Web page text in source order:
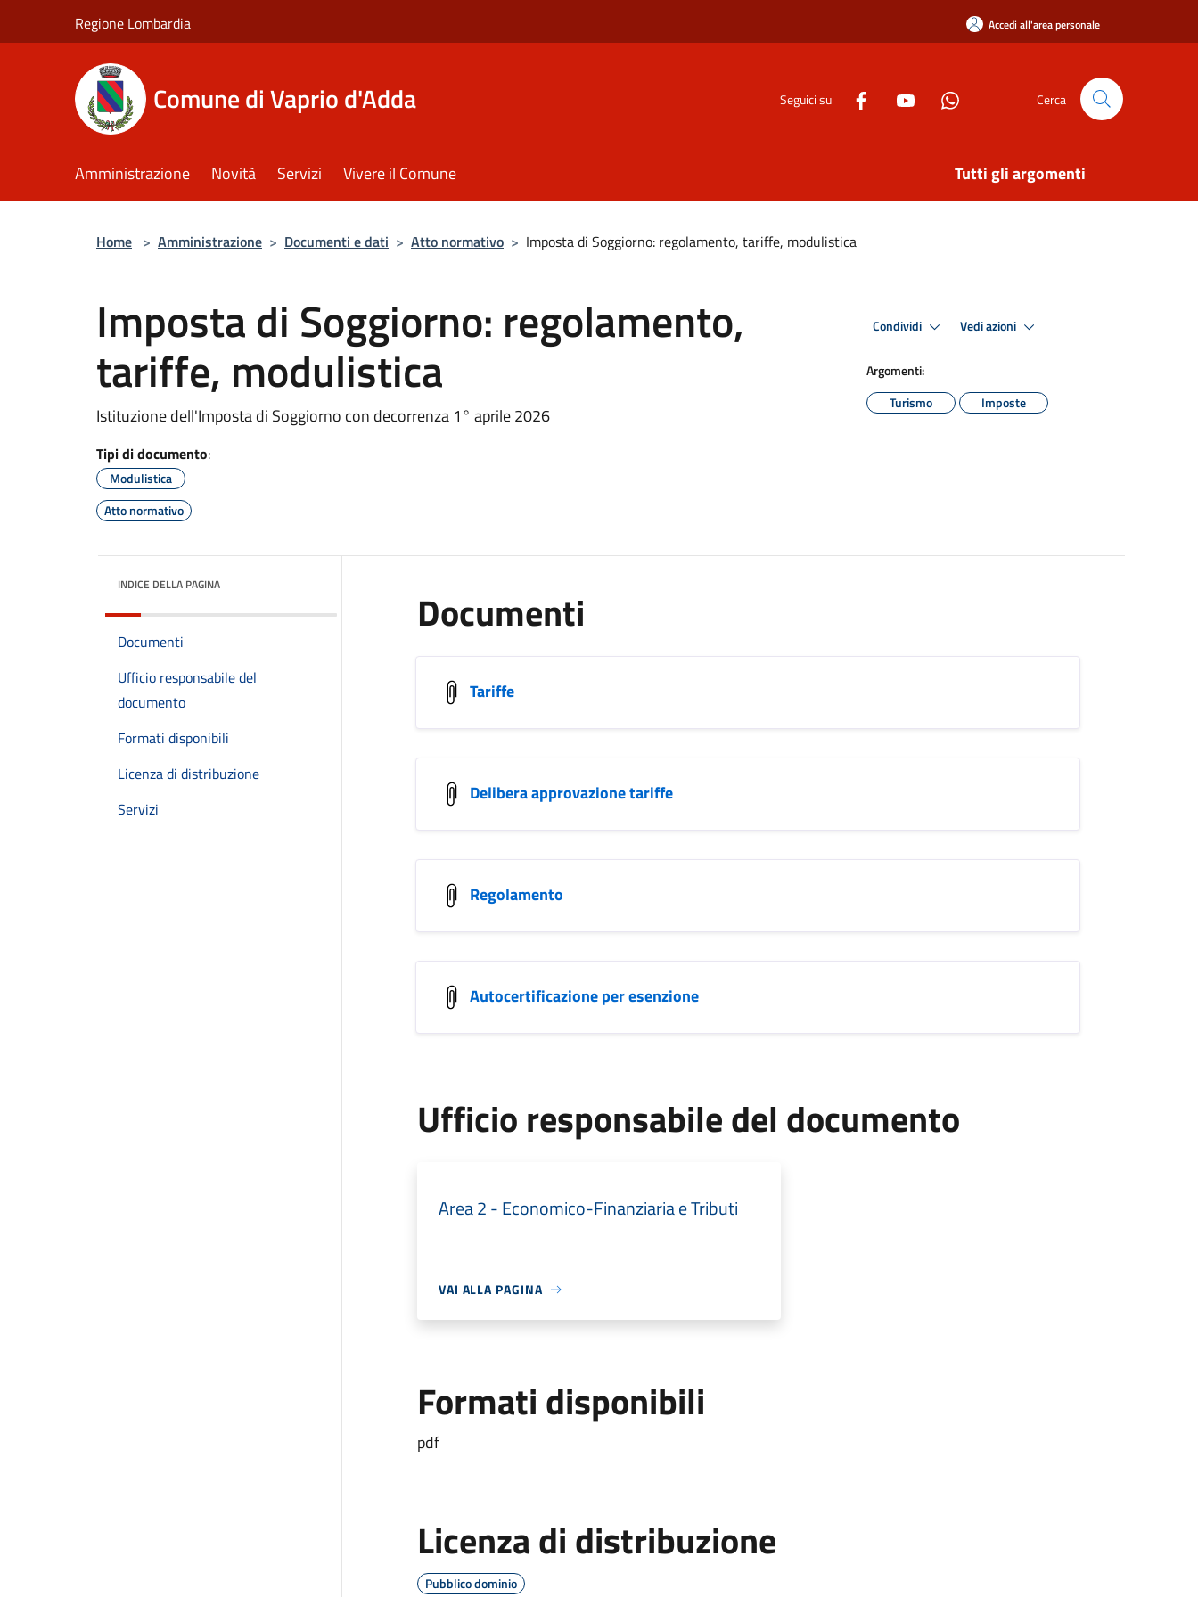
Regione Lombardia Accedi all'area personale
Comune di Vaprio d'Adda Seguici su Cerca
Amministrazione Novità Servizi Vivere il Comune Tutti gli argomenti
Home > Amministrazione > Documenti e dati > Atto normativo > Imposta di Soggiorno: regolamento, tariffe, modulistica
Imposta di Soggiorno: regolamento,
tariffe, modulistica
Istituzione dell'Imposta di Soggiorno con decorrenza 1° aprile 2026
Tipi di documento:
Modulistica
Atto normativo
Condividi Vedi azioni
Argomenti:
Turismo
Imposte
INDICE DELLA PAGINA
Documenti
Ufficio responsabile del
documento
Formati disponibili
Licenza di distribuzione
Servizi
Documenti
Tariffe
Delibera approvazione tariffe
Regolamento
Autocertificazione per esenzione
Ufficio responsabile del documento
Area 2 - Economico-Finanziaria e Tributi
VAI ALLA PAGINA
Formati disponibili
pdf
Licenza di distribuzione
Pubblico dominio